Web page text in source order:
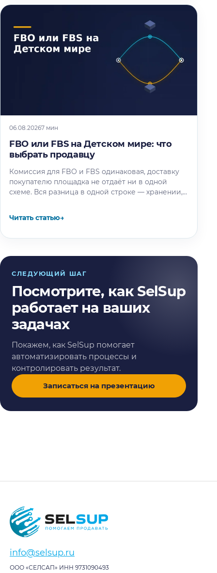
06.08.20267 мин
FBO или FBS на Детском мире: что
выбрать продавцу
Комиссия для FBO и FBS одинаковая, доставку
покупателю площадка не отдаёт ни в одной
схеме. Вся разница в одной строке — хранении,
Читать статью→
СЛЕДУЮЩИЙ ШАГ
Посмотрите, как SelSup
работает на ваших
задачах
Покажем, как SelSup помогает
автоматизировать процессы и
контролировать результат.
Записаться на презентацию
info@selsup.ru
ООО «СЕЛСАП» ИНН 9731090493